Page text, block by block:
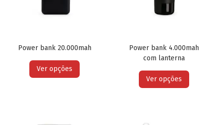
Power bank 20.000mah
Ver opções
Power bank 4.000mah
com lanterna
Ver opções